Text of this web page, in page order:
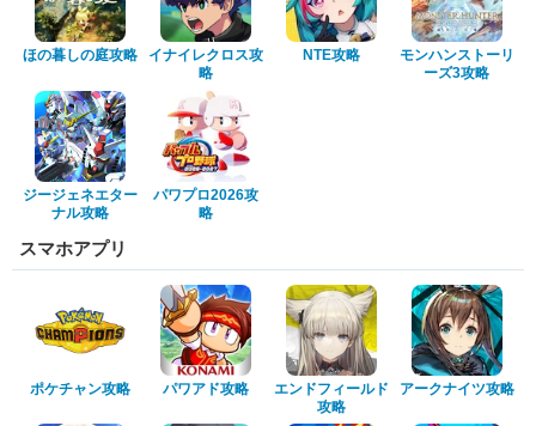
ほの暮しの庭攻略
イナイレクロス攻
略
NTE攻略
モンハンストーリ
ーズ3攻略
ジージェネエター
ナル攻略
パワプロ2026攻
略
スマホアプリ
ポケチャン攻略 パワアド攻略
エンドフィールド
攻略
アークナイツ攻略